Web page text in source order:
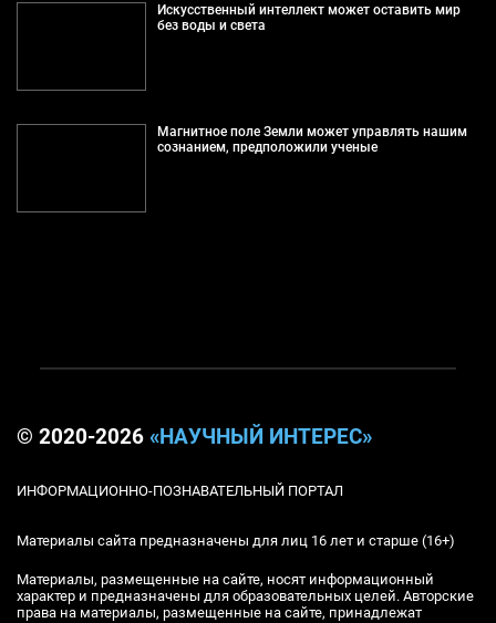
Искусственный интеллект может оставить мир
без воды и света
Магнитное поле Земли может управлять нашим
сознанием, предположили ученые
© 2020-2026 «НАУЧНЫЙ ИНТЕРЕС»
ИНФОРМАЦИОННО-ПОЗНАВАТЕЛЬНЫЙ ПОРТАЛ
Материалы сайта предназначены для лиц 16 лет и старше (16+)
Материалы, размещенные на сайте, носят информационный
характер и предназначены для образовательных целей. Авторские
права на материалы, размещенные на сайте, принадлежат